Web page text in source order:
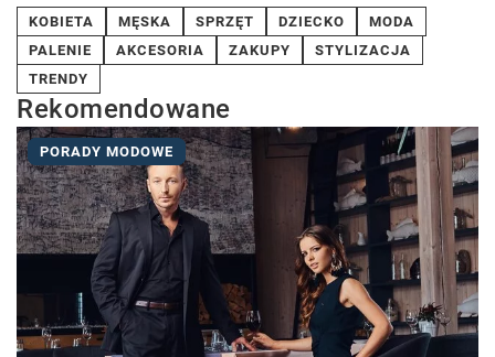
KOBIETA MĘSKA SPRZĘT DZIECKO
MODA
PALENIE
AKCESORIA ZAKUPY
STYLIZACJA
TRENDY
Rekomendowane
PORADY MODOWE